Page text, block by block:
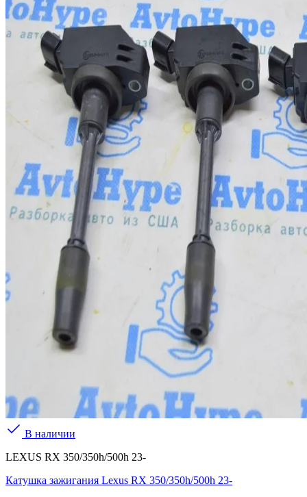
В наличии
LEXUS RX 350/350h/500h 23-
Катушка зажигания Lexus RX 350/350h/500h 23-